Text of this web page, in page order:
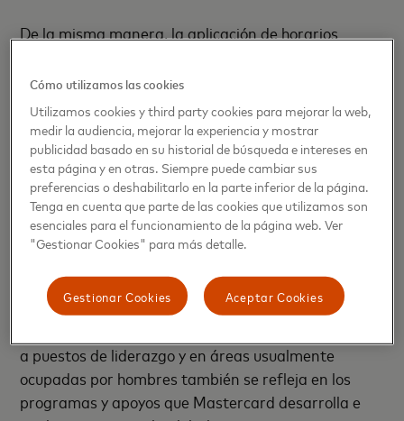
De la misma manera, la aplicación de horarios
global, pero también a una realidad de género
presente en muchas de nuestras colaboradoras,
quienes aparte de realizar su trabajo en
Mastercard, doblan como jefas de hogar y madres.
Tomar en cuenta estas realidades y acomodar las
cargas de trabajo para obtener mayor eficacia y
eficiencia impulsan la excelencia de todos los
el verdadero potencial de cada individuo del equipo.
a puestos de liderazgo y en áreas usualmente
ocupadas por hombres también se refleja en los
programas y apoyos que Mastercard desarrolla e
Cómo utilizamos las cookies
Utilizamos cookies y third party cookies para mejorar la web,
medir la audiencia, mejorar la experiencia y mostrar
publicidad basado en su historial de búsqueda e intereses en
esta página y en otras. Siempre puede cambiar sus
preferencias o deshabilitarlo en la parte inferior de la página.
Tenga en cuenta que parte de las cookies que utilizamos son
esenciales para el funcionamiento de la página web. Ver
"Gestionar Cookies" para más detalle.
Aceptar Cookies
Gestionar Cookies